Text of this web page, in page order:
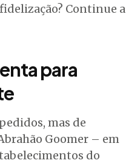
Continue a
para
mas de
Goomer – em
do